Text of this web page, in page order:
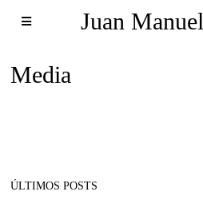
Juan
Media
ÚLTIMOS POSTS